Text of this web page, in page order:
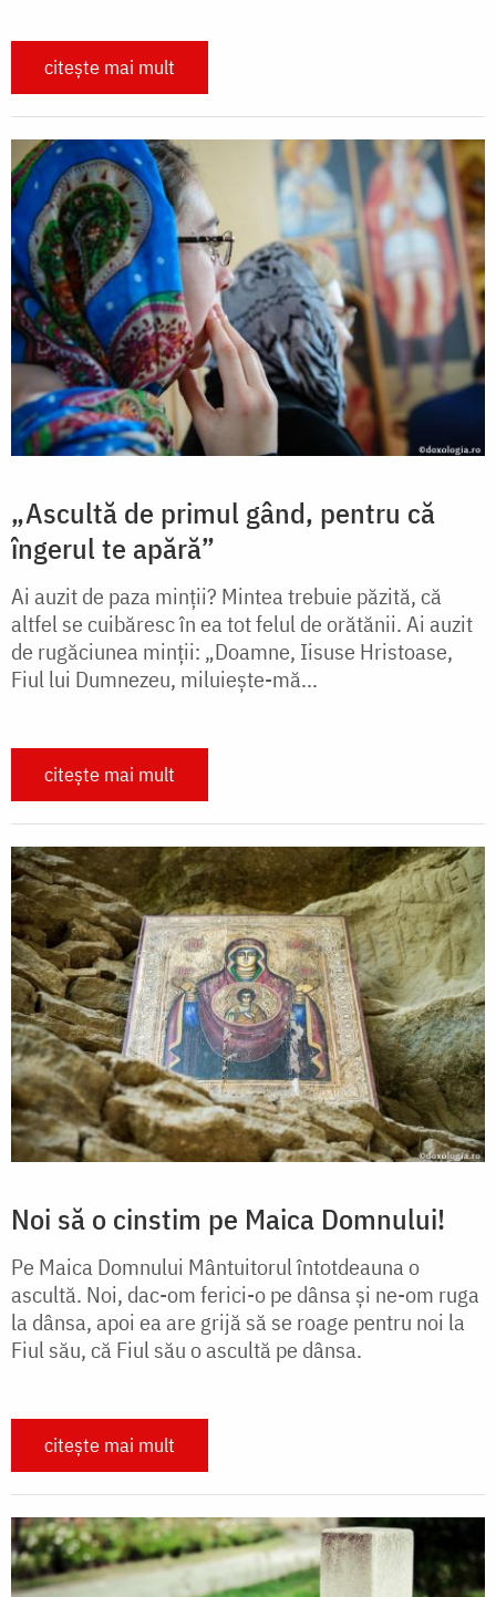
citește mai mult
„Ascultă de primul gând, pentru că
îngerul te apără”
Ai auzit de paza minții? Mintea trebuie păzită, că
altfel se cuibăresc în ea tot felul de orătănii. Ai auzit
de rugăciunea minții: „Doamne, Iisuse Hristoase,
Fiul lui Dumnezeu, miluiește-mă...
citește mai mult
Noi să o cinstim pe Maica Domnului!
Pe Maica Domnului Mântuitorul întotdeauna o
ascultă. Noi, dac-om ferici-o pe dânsa și ne-om ruga
la dânsa, apoi ea are grijă să se roage pentru noi la
Fiul său, că Fiul său o ascultă pe dânsa.
citește mai mult